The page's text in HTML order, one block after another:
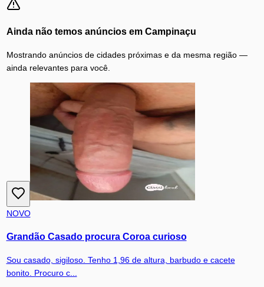
Ainda não temos anúncios em Campinaçu
Mostrando anúncios de cidades próximas e da mesma região —
ainda relevantes para você.
NOVO
Grandão Casado procura Coroa curioso
Sou casado, sigiloso. Tenho 1,96 de altura, barbudo e cacete
bonito. Procuro c...